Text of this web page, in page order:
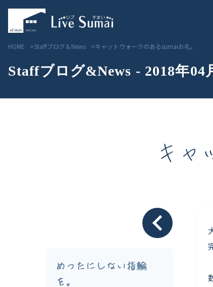
HOME Staffブログ＆News キャットウォークのあるsumaiお礼。
Staffブログ&News - 2018年04
キャ
めったにしない指輪
を。